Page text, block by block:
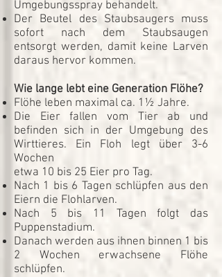
Umgebungsspray behandelt.
Der Beutel des Staubsaugers muss
sofort nach dem Staubsaugen
entsorgt werden, damit keine Larven
daraus hervor kommen.
Wie lange lebt eine Generation Flöhe?
Flöhe leben maximal ca. 1½ Jahre.
Die Eier fallen vom Tier ab und
befinden sich in der Umgebung des
Wirttieres. Ein Floh legt über 3-6
Wochen
etwa 10 bis 25 Eier pro Tag.
Nach 1 bis 6 Tagen schlüpfen aus den
Eiern die Flohlarven.
Nach 5 bis 11 Tagen folgt das
Puppenstadium.
Danach werden aus ihnen binnen 1 bis
2 Wochen erwachsene Flöhe
schlüpfen.